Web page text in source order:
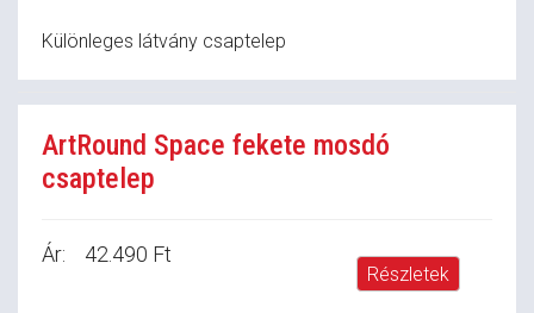
Különleges látvány csaptelep
ArtRound Space fekete mosdó
csaptelep
Ár: 42.490 Ft
Részletek